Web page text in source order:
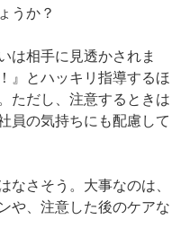
うか？
は相手に見透かされま
』とハッキリ指導するほ
ただし、注意するときは
員の気持ちにも配慮して
なさそう。大事なのは、
や、注意した後のケアな